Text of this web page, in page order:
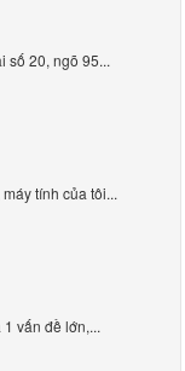
số 20, ngõ 95...
tính của tôi...
vấn đề lớn,...